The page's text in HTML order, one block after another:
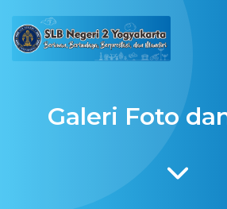
Galeri Foto